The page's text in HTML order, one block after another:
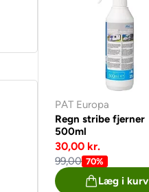
PAT Europa
Regn stribe fjerner
500ml
30,00 kr.
99,00 70%
Læg i kurv